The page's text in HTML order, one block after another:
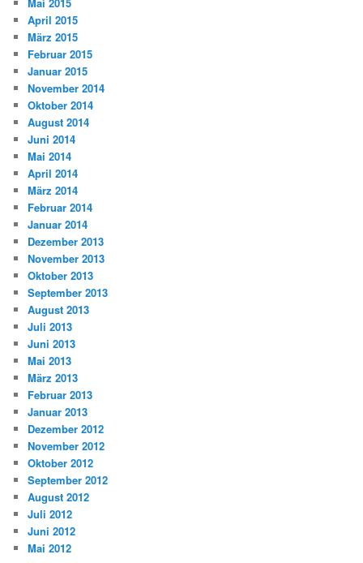
April 2015
März 2015
Februar 2015
Januar 2015
November 2014
Oktober 2014
August 2014
Juni 2014
Mai 2014
April 2014
März 2014
Februar 2014
Januar 2014
Dezember 2013
November 2013
Oktober 2013
September 2013
August 2013
Juli 2013
Juni 2013
Mai 2013
März 2013
Februar 2013
Januar 2013
Dezember 2012
November 2012
Oktober 2012
September 2012
August 2012
Juli 2012
Juni 2012
Mai 2012